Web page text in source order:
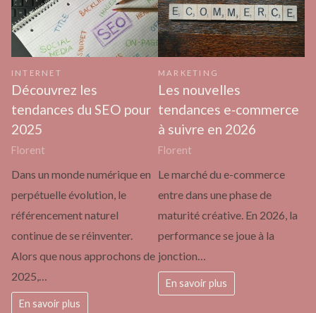
INTERNET
Découvrez les
tendances du SEO pour
2025
Florent
Dans un monde numérique en
perpétuelle évolution, le
référencement naturel
continue de se réinventer.
Alors que nous approchons de
2025,…
En savoir plus
MARKETING
Les nouvelles
tendances e‑commerce
à suivre en 2026
Florent
Le marché du e-commerce
entre dans une phase de
maturité créative. En 2026, la
performance se joue à la
jonction…
En savoir plus